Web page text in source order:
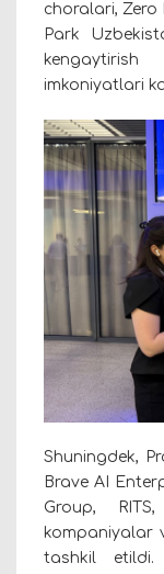
choralari, Zero
Park
imkoniyatlari
Shuningdek,
Brave AI
Group,
kompaniyalar
tashkil etildi.